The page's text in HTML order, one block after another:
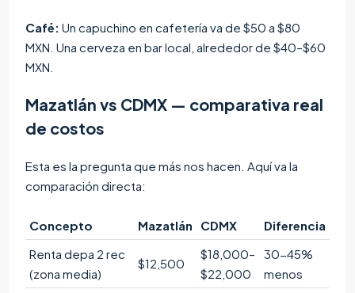
Café: Un capuchino en cafetería va de $50 a $80
MXN. Una cerveza en bar local, alrededor de $40–$60
MXN.
Mazatlán vs CDMX — comparativa real
de costos
Esta es la pregunta que más nos hacen. Aquí va la
comparación directa:
Concepto Mazatlán CDMX
Diferencia
Renta depa 2 rec
(zona media)
$12,500
$18,000–
$22,000
30-45%
menos